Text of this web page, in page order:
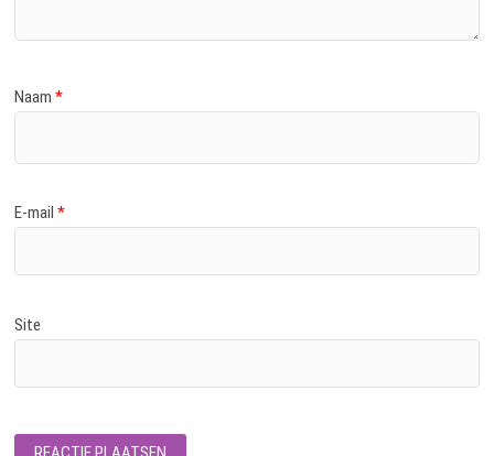
Naam*
E-mail*
Site